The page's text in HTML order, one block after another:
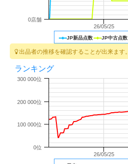
JP新品点数 JP中古点数
26/05/25
0店舗
出品者の推移を確認することが出来ます。
ランキング
26/05/25
0位
100 000位
200 000位
300 000位